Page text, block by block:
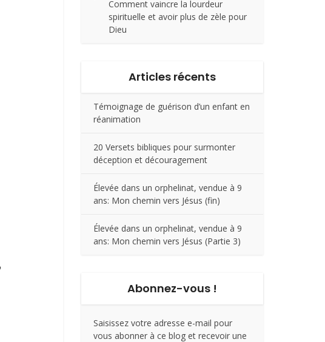
Comment vaincre la lourdeur
spirituelle et avoir plus de zèle pour
Dieu
Articles récents
Témoignage de guérison d’un enfant en
réanimation
20 Versets bibliques pour surmonter
déception et découragement
Élevée dans un orphelinat, vendue à 9
ans: Mon chemin vers Jésus (fin)
Élevée dans un orphelinat, vendue à 9
ans: Mon chemin vers Jésus (Partie 3)
Abonnez-vous !
Saisissez votre adresse e-mail pour
vous abonner à ce blog et recevoir une